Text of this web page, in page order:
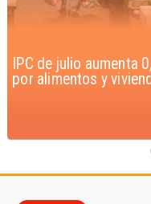
Joaquín Lavín León
en silencio tras